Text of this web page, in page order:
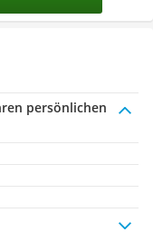
persönlichen